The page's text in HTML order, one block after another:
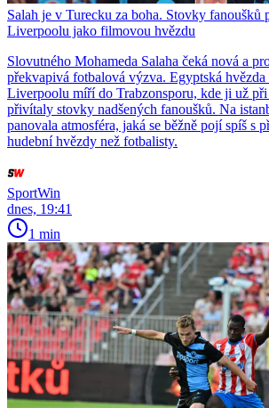
Salah je v Turecku za boha. Stovky fanoušků
Liverpoolu jako filmovou hvězdu
Slovutného Mohameda Salaha čeká nová a
překvapivá fotbalová výzva. Egyptská
Liverpoolu míří do Trabzonsporu, kde ji už
přivítaly stovky nadšených fanoušků. Na
panovala atmosféra, jaká se běžně pojí spíš s
hudební hvězdy než fotbalisty.
SportWin
dnes, 19:41
1 min